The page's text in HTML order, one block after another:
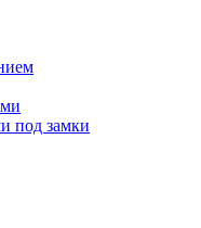
под замки